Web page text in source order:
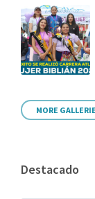
MORE
Destacado